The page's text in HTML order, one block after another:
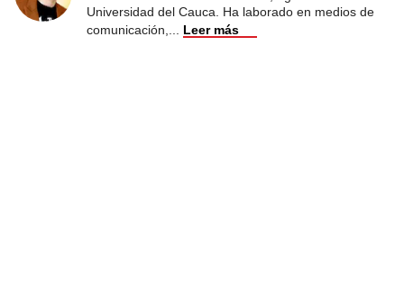
Universidad del Cauca. Ha laborado en medios de
comunicación,
Leer más